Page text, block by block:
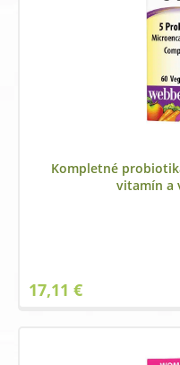
Kompletné
vitamín a
17,11 €